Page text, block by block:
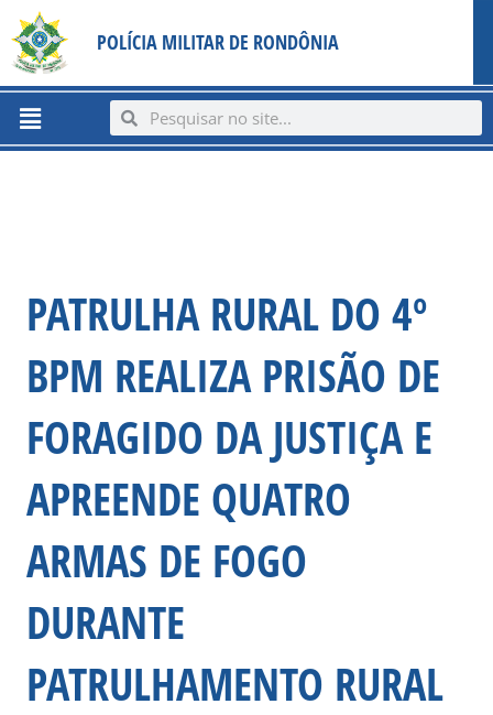
content
para
conteúdo
POLÍCIA MILITAR DE RONDÔNIA
Menu SearchSearch
PATRULHA RURAL DO 4º
BPM REALIZA PRISÃO DE
FORAGIDO DA JUSTIÇA E
APREENDE QUATRO
ARMAS DE FOGO
DURANTE
PATRULHAMENTO RURAL